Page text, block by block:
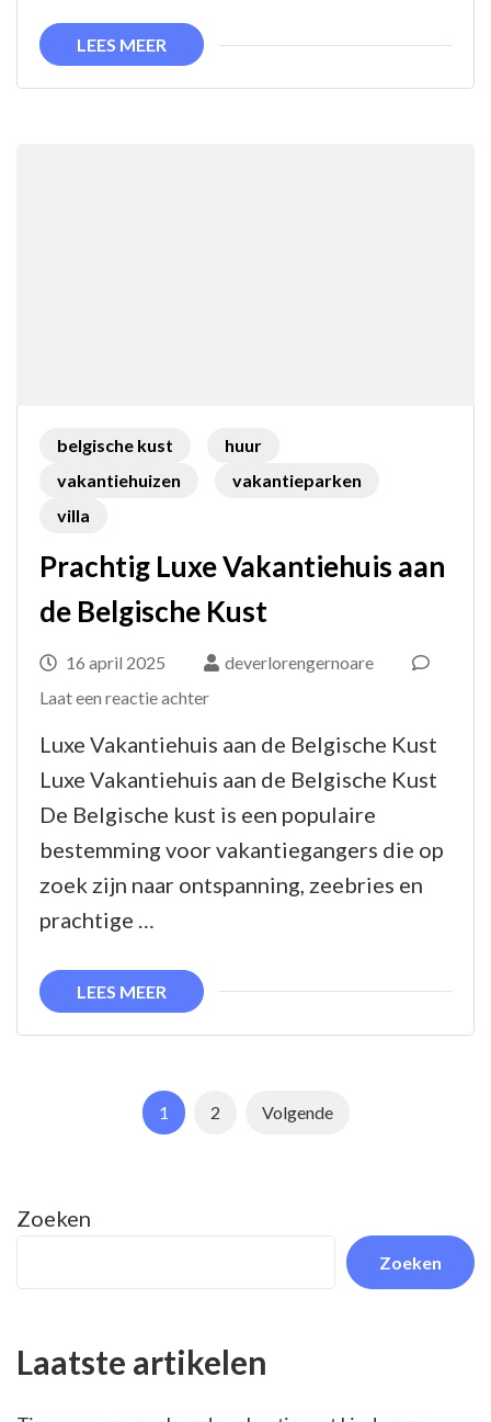
LEES MEER
belgische kust
huur
vakantiehuizen
vakantieparken
villa
Prachtig Luxe Vakantiehuis aan
de Belgische Kust
16 april 2025
deverlorengernoare
Laat een reactie achterop
Luxe Vakantiehuis aan de Belgische Kust
Luxe Vakantiehuis aan de Belgische Kust
De Belgische kust is een populaire
bestemming voor vakantiegangers die op
zoek zijn naar ontspanning, zeebries en
prachtige …
LEES MEER
Berichtnavigatie
Pagina
1 Pagina
2 Volgende
Zoeken
Zoeken
Laatste artikelen